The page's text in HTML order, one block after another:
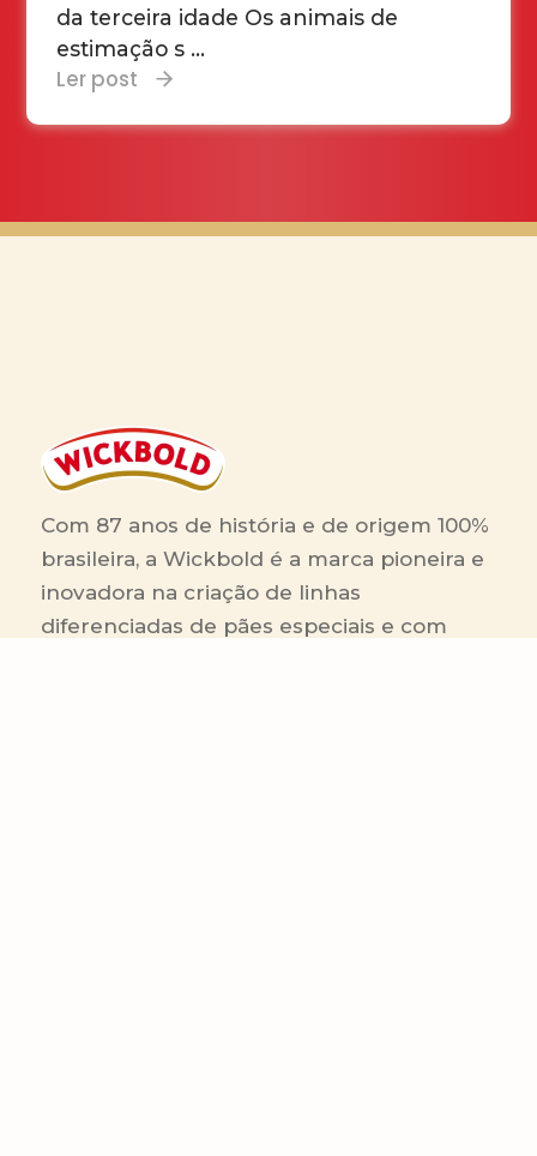
da terceira idade Os animais de
estimação s ...
Ler post
Com 87 anos de história e de origem 100%
brasileira, a Wickbold é a marca pioneira e
inovadora na criação de linhas
diferenciadas de pães especiais e com